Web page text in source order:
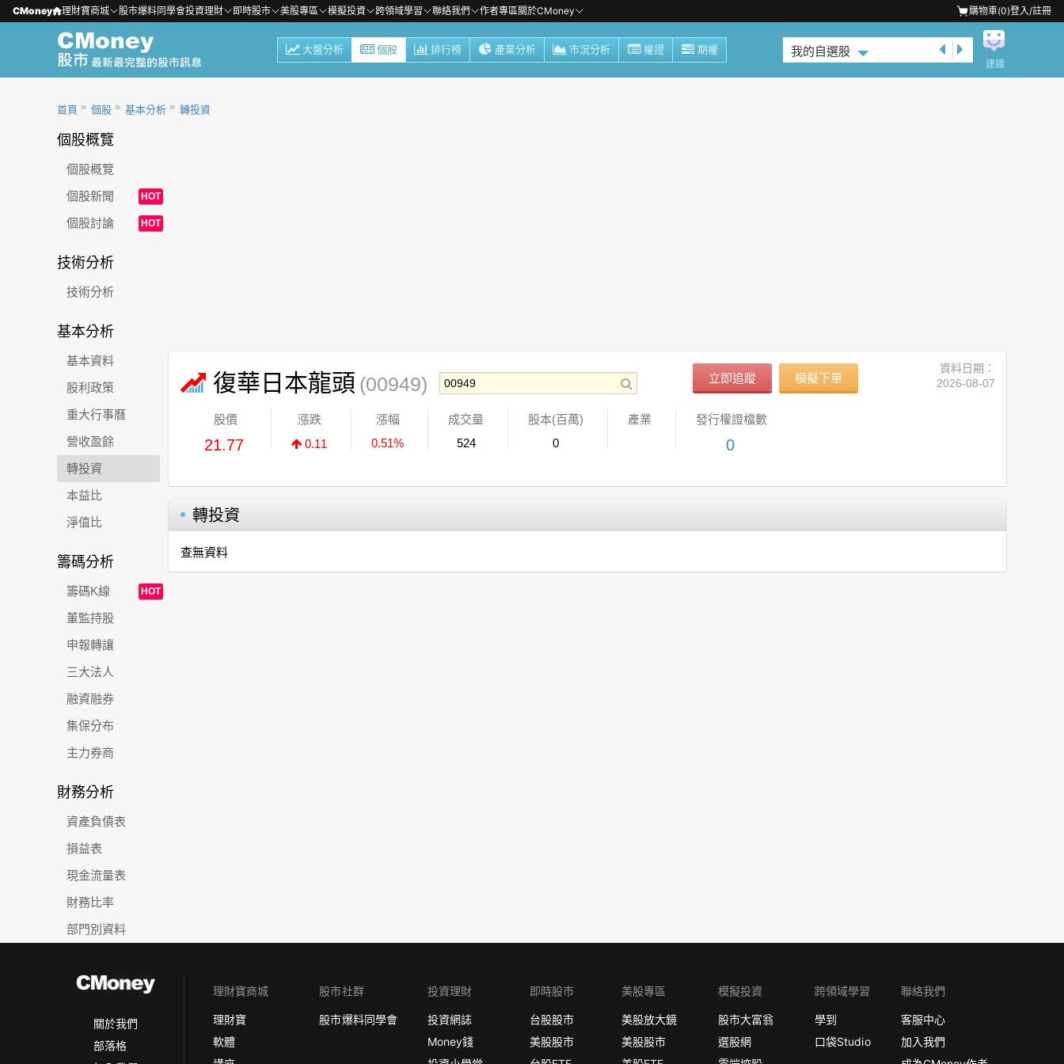
CMoney 理財寶商城 股市爆料同學會投資理財 即時股市 美股專區 模擬投資 跨領域學習 聯絡我們 作者專區關於CMoney 購物車(0)登入/註冊
大盤分析 個股 排行榜 產業分析 市況分析 權證 期權 我的自選股
建議
首頁 個股 基本分析 轉投資
個股概覽
個股概覽
個股新聞
HOT
個股討論 HOT
技術分析
技術分析
基本分析
基本資料
股利政策
重大行事曆
營收盈餘
轉投資
本益比
淨值比
籌碼分析
籌碼K線 HOT
董監持股
申報轉讓
三大法人
融資融券
集保分布
主力券商
財務分析
資產負債表
損益表
現金流量表
財務比率
部門別資料
復華日本龍頭 (00949) 立即追蹤 模擬下單
資料日期：
2026-08-07
股價
21.77
漲跌
0.11
漲幅
0.51%
成交量
524
股本(百萬)
0
產業 發行權證檔數
0
轉投資
查無資料
關於我們
部落格
理財寶商城
理財寶
軟體
股市社群
股市爆料同學會
投資理財
投資網誌
Money錢
即時股市
台股股市
美股股市
美股專區
美股放大鏡
美股股市
模擬投資
股市大富翁
選股網
跨領域學習
學到
口袋Studio
聯絡我們
客服中心
加入我們